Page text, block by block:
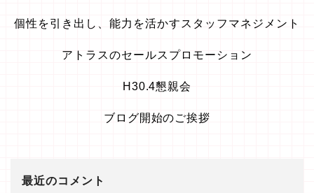
個性を引き出し、能力を活かすスタッフマネジメント
アトラスのセールスプロモーション
H30.4懇親会
ブログ開始のご挨拶
最近のコメント